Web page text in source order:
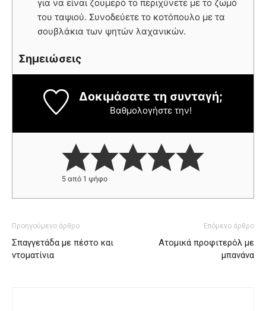
για να είναι ζουμερό το περιχύνετε με το ζωμό
του ταψιού. Συνοδεύετε το κοτόπουλο με τα
σουβλάκια των ψητών λαχανικών.
Σημειώσεις
Δοκιμάσατε τη συνταγή;
Βαθμολογήστε την!
5 από 1 ψήφο
Προηγούμενο άρθρο
Σπαγγετάδα με πέστο και
ντοματίνια
Επόμενο άρθρο
Ατομικά προφιτερόλ με
μπανάνα